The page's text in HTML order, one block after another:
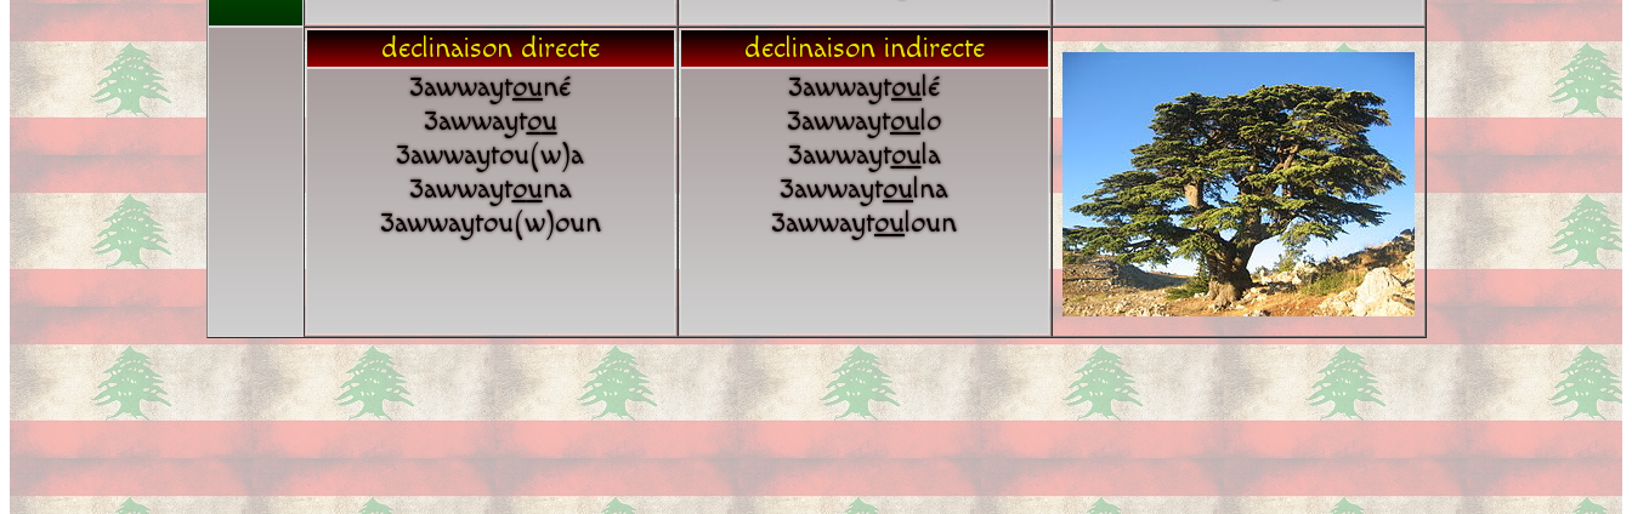
declinaison directe
3awwaytouné
3awwaytou
3awwaytou(w)a
3awwaytouna
3awwaytou(w)oun
declinaison indirecte
3awwaytoulé
3awwaytoulo
3awwaytoula
3awwaytoulna
3awwaytouloun